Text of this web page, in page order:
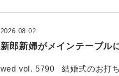
新郎新婦がメインテーブル
2026.08.02
wed vol. 5790 結婚式のお打